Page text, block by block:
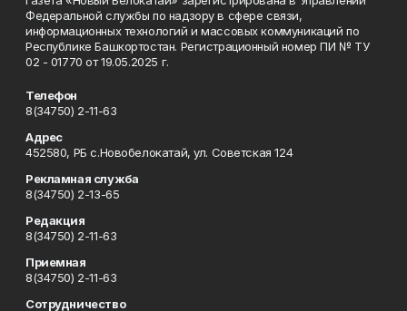
Федеральной службы по надзору в сфере связи,
информационных технологий и массовых коммуникаций по
Республике Башкортостан. Регистрационный номер ПИ № ТУ
02 - 01770 от 19.05.2025 г.
Телефон
8(34750) 2-11-63
Адрес
452580, РБ с.Новобелокатай, ул. Советская 124
Рекламная служба
8(34750) 2-13-65
Редакция
8(34750) 2-11-63
Приемная
8(34750) 2-11-63
Сотрудничество